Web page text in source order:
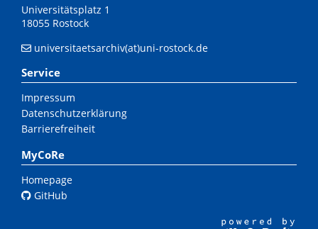
Universitätsplatz 1
18055 Rostock
universitaetsarchiv(at)uni-rostock.de
Service
Impressum
Datenschutzerklärung
Barrierefreiheit
MyCoRe
Homepage
GitHub